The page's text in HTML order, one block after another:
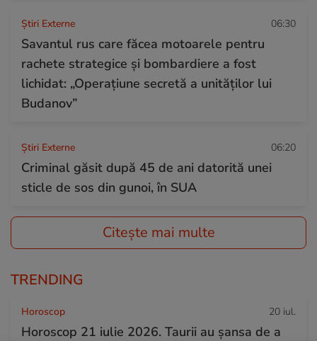
Știri Externe 06:30
Savantul rus care făcea motoarele pentru
rachete strategice și bombardiere a fost
lichidat: „Operațiune secretă a unităților lui
Budanov”
Știri Externe 06:20
Criminal găsit după 45 de ani datorită unei
sticle de sos din gunoi, în SUA
Citește mai multe
TRENDING
Horoscop 20 iul.
Horoscop 21 iulie 2026. Taurii au șansa de a